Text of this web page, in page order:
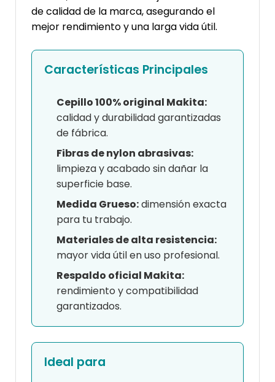
de calidad de la marca, asegurando el
mejor rendimiento y una larga vida útil.
Características Principales
Cepillo 100% original Makita:
calidad y durabilidad garantizadas
de fábrica.
Fibras de nylon abrasivas:
limpieza y acabado sin dañar la
superficie base.
Medida Grueso:dimensión exacta
para tu trabajo.
Materiales de alta resistencia:
mayor vida útil en uso profesional.
Respaldo oficial Makita:
rendimiento y compatibilidad
garantizados.
Ideal para